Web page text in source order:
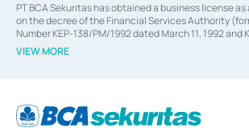
PT BCA Sekuritas has obtained a business license
on the decree of the Financial Services Authority
Number KEP-138/PM/1992 dated March 11, 1992 and
dated February 28, 2014, a business license as an
decree of the Financial Services Authority Number
Financial Services Authority Number S-67/PM.21/
2014, a business license as a provider of Advisory
VIEW MORE